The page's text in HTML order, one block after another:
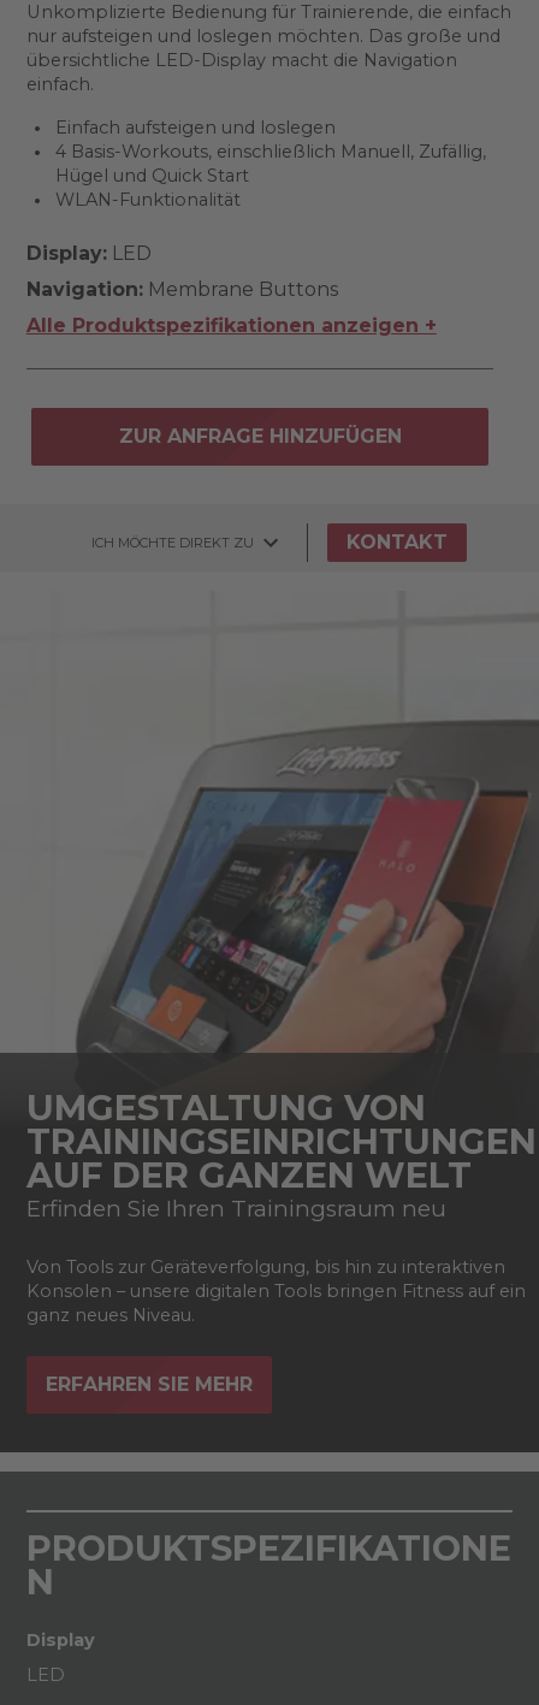
Unkomplizierte Bedienung für Trainierende, die einfach
nur aufsteigen und loslegen möchten. Das große und
übersichtliche LED-Display macht die Navigation
einfach.
Einfach aufsteigen und loslegen
4 Basis-Workouts, einschließlich Manuell, Zufällig,
Hügel und Quick Start
WLAN-Funktionalität
Display:LED
Navigation:Membrane Buttons
Alle Produktspezifikationen anzeigen +
ZUR ANFRAGE HINZUFÜGEN
ICH MÖCHTE DIREKT ZU KONTAKT
UMGESTALTUNG VON
TRAININGSEINRICHTUNGEN
AUF DER GANZEN WELT
Erfinden Sie Ihren Trainingsraum neu
Von Tools zur Geräteverfolgung, bis hin zu interaktiven
Konsolen – unsere digitalen Tools bringen Fitness auf ein
ganz neues Niveau.
ERFAHREN SIE MEHR
PRODUKTSPEZIFIKATIONE
N
Display
LED